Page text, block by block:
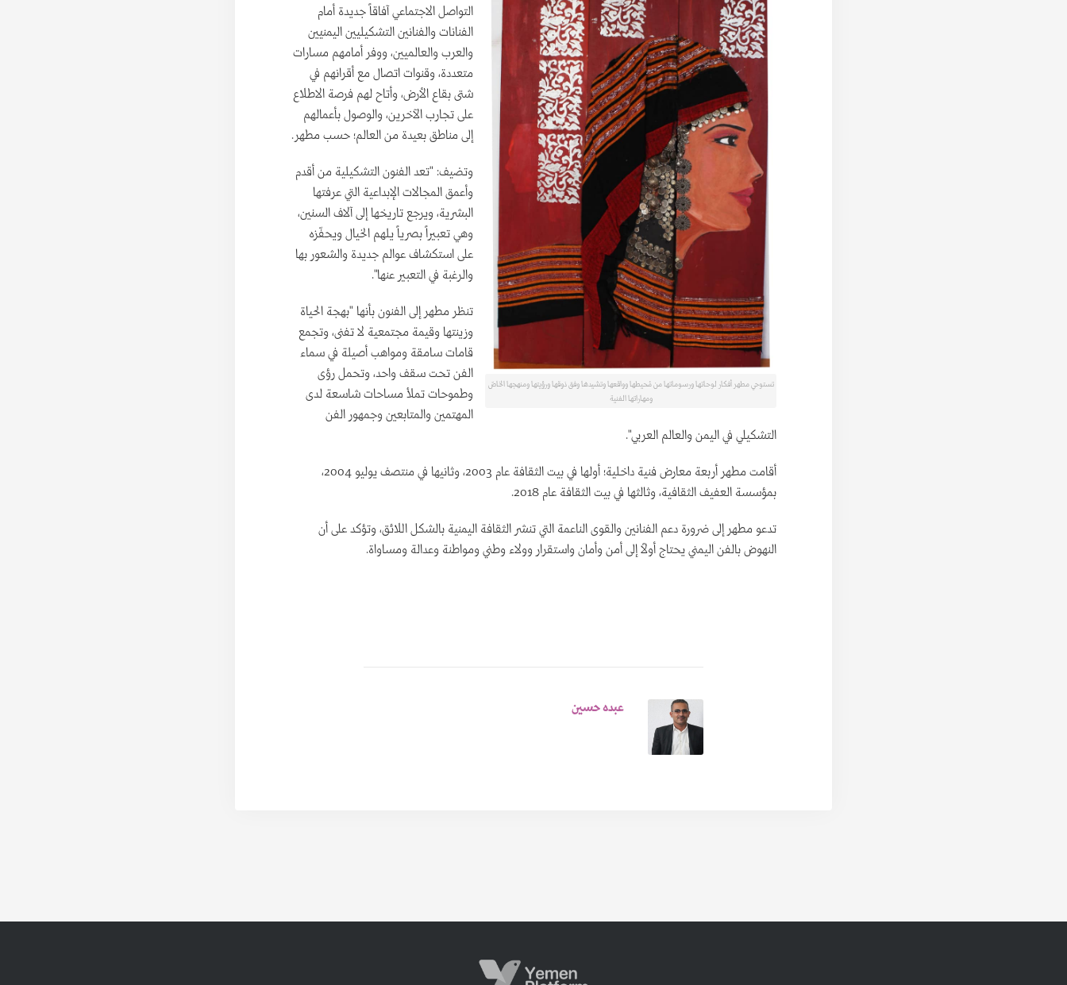
تستوحي مطهر أفكار لوحاتها ورسوماتها من مُحيطها وواقعها وتشيدها وفق ذوقها ورؤيتها ومنهجها الخاصّ
ومهاراتها الفنية
التواصل الاجتماعي آفاقاً جديدة أمام
الفنانات والفنانين التشكيليين اليمنيين
والعرب والعالميين، ووفر أمامهم مسارات
متعددة، وقنوات اتصال مع أقرانهم في
شتى بقاع الأرض، وأتاح لهم فرصة الاطلاع
على تجارب الآخرين، والوصول بأعمالهم
إلى مناطق بعيدة من العالم؛ حسب مطهر.
وتضيف: "تعد الفنون التشكيلية من أقدم
وأعمق المجالات الإبداعية التي عرفتها
البشرية، ويرجع تاريخها إلى آلاف السنين،
وهي تعبيراً بصرياً يلهم الخيال ويحفّزه
على استكشاف عوالم جديدة والشعور بها
والرغبة في التعبير عنها".
تنظر مطهر إلى الفنون بأنها "بهجة الحياة
وزينتها وقيمة مجتمعية لا تفنى، وتجمع
قامات سامقة ومواهب أصيلة في سماء
الفن تحت سقف واحد، وتحمل رؤى
وطموحات تملأ مساحات شاسعة لدى
المهتمين والمتابعين وجمهور الفن
التشكيلي في اليمن والعالم العربي".
أقامت مطهر أربعة معارض فنية داخلية؛ أولها في بيت الثقافة عام 2003، وثانيها في منتصف يوليو 2004،
بمؤسسة العفيف الثقافية، وثالثها في بيت الثقافة عام 2018.
تدعو مطهر إلى ضرورة دعم الفنانين والقوى الناعمة التي تنشر الثقافة اليمنية بالشكل اللائق، وتؤكد على أن
النهوض بالفن اليمني يحتاج أولاً إلى أمن وأمان واستقرار وولاء وطني ومواطنة وعدالة ومساواة.
عبده حسين